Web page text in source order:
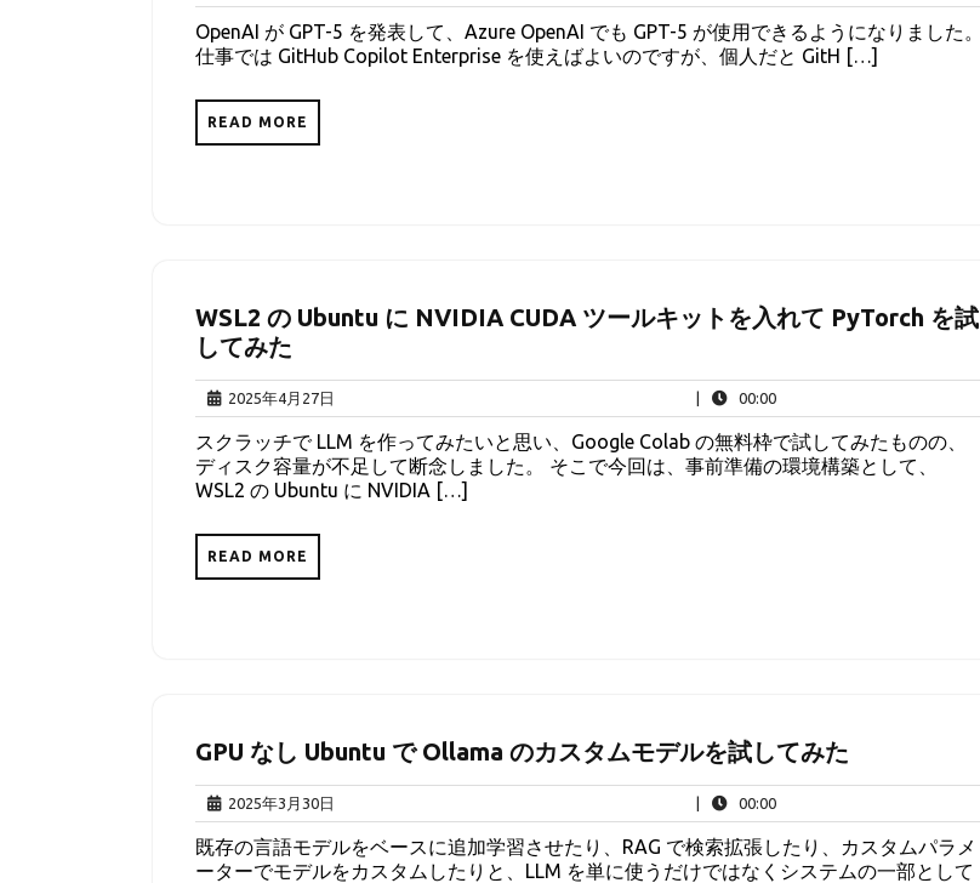
年
8
月
OpenAI が GPT-5 を発表して、Azure OpenAI でも GPT-5 が使用できるようになりました。
仕事では GitHub Copilot Enterprise を使えばよいのですが、個人だと GitH […]
READ MORE
WSL2 の Ubuntu に NVIDIA CUDA ツールキットを入れて PyTorch を試
してみた
2025年4月27日
年
4
月
27
00:0000:00
スクラッチで LLM を作ってみたいと思い、Google Colab の無料枠で試してみたものの、
ディスク容量が不足して断念しました。 そこで今回は、事前準備の環境構築として、
WSL2 の Ubuntu に NVIDIA […]
READ MORE
GPU なし Ubuntu で Ollama のカスタムモデルを試してみた
2025年3月30日
年
3
月
00:0000:00
既存の言語モデルをベースに追加学習させたり、RAG で検索拡張したり、カスタムパラメ
ーターでモデルをカスタムしたりと、LLM を単に使うだけではなくシステムの一部として